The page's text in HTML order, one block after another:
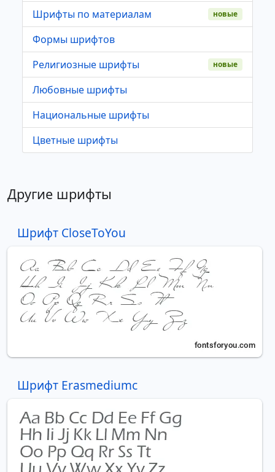
Шрифты по материалам
новые
Формы шрифтов
Религиозные шрифты
новые
Любовные шрифты
Национальные шрифты
Цветные шрифты
Другие шрифты
Шрифт CloseToYou
Шрифт Erasmediumc